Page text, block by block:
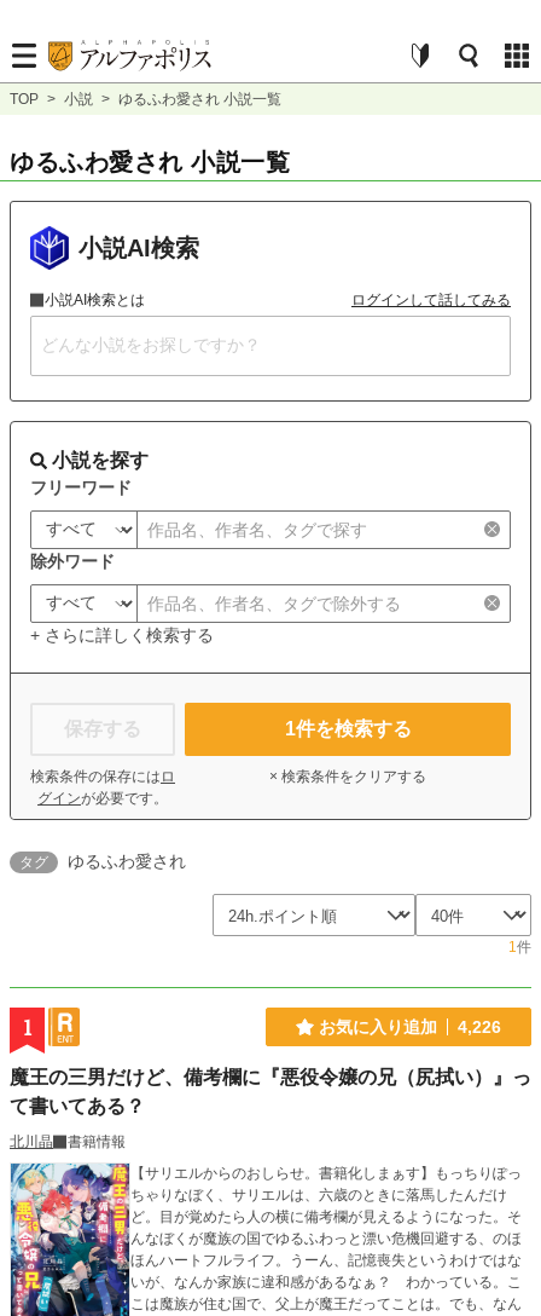
TOP > 小説 > ゆるふわ愛され 小説一覧
ゆるふわ愛され 小説一覧
小説AI検索
小説AI検索とは ログインして話してみる
小説を探す
フリーワード
除外ワード
+ さらに詳しく検索する
保存する
検索条件の保存には ロ
グインが必要です。
1件を検索する
× 検索条件をクリアする
タグ ゆるふわ愛され
1件
1 お気に入り追加 4,226
魔王の三男だけど、備考欄に『悪役令嬢の兄（尻拭い）』っ
て書いてある？
北川晶
書籍情報
【サリエルからのおしらせ。書籍化しまぁす】もっちりぽっ
ちゃりなぼく、サリエルは、六歳のときに落馬したんだけ
ど。目が覚めたら人の横に備考欄が見えるようになった。そ
んなぼくが魔族の国でゆるふわっと漂い危機回避する、のほ
ほんハートフルライフ。うーん、記憶喪失というわけではな
いが、なんか家族に違和感があるなぁ？ わかっている。こ
こは魔族が住む国で、父上が魔王だってことは。でも、なん